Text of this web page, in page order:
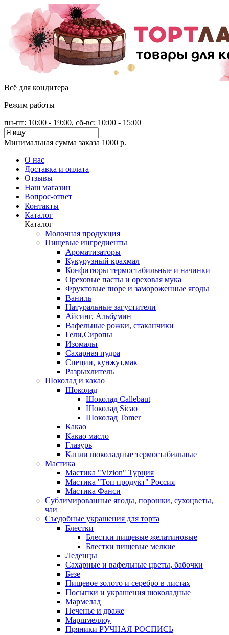
Всё для кондитера
Режим работы
пн-пт: 10:00 - 19:00, сб-вс: 10:00 - 15:00
Минимальная сумма заказа 1000 р.
О нас
Доставка и оплата
Отзывы
Наш магазин
Вопрос-ответ
Контакты
Каталог
Каталог
Молочная продукция
Пищевые ингредиенты
Ароматизаторы
Кукурузный крахмал
Конфитюры термостабильные и начинки
Ореховые пасты и ореховая мука
Фруктовые пюре и замороженные ягоды
Ваниль
Натуральные загустители
Айсинг, Альбумин
Вафельные рожки, стаканчики
Гели,Сиропы
Изомальт
Сахарная пудра
Специи, кунжут,мак
Разрыхлитель
Шоколад и какао
Шоколад
Шоколад Callebaut
Шоколад Sicao
Шоколад Tomer
Какао
Какао масло
Глазурь
Капли шоколадные термостабильные
Мастика
Мастика "Vizion" Турция
Мастика "Топ продукт" Россия
Мастика Фанси
Сублимированные ягоды, порошки, сухоцветы,
чаи
Съедобные украшения для торта
Блестки
Блестки пищевые желатиновые
Блестки пищевые мелкие
Леденцы
Сахарные и вафельные цветы, бабочки
Безе
Пищевое золото и серебро в листах
Посыпки и украшения шоколадные
Мармелад
Печенье и драже
Маршмеллоу
Пряники РУЧНАЯ РОСПИСЬ